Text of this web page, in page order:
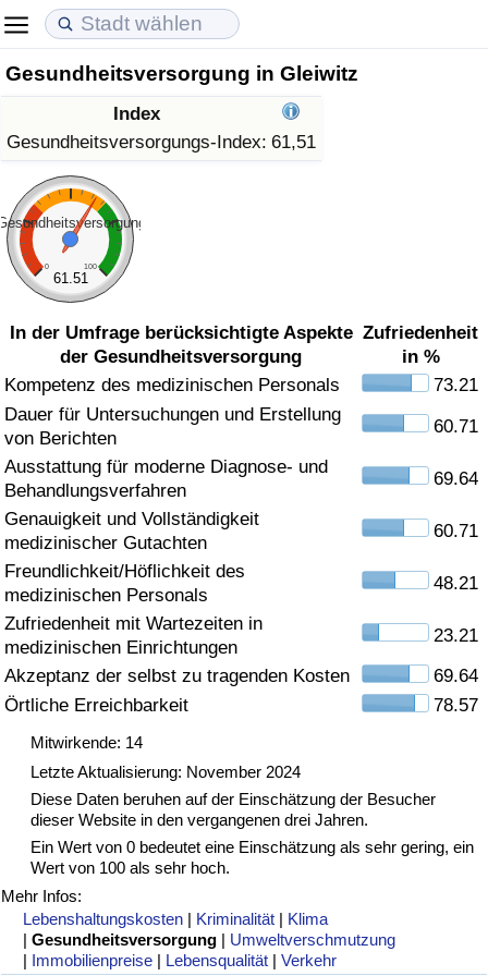
Gesundheitsversorgung in Gleiwitz
Index
Gesundheitsversorgungs-Index: 61,51
0 100
61.51
In der Umfrage berücksichtigte Aspekte
der Gesundheitsversorgung
Zufriedenheit
in %
Kompetenz des medizinischen Personals
73.21
Dauer für Untersuchungen und Erstellung
von Berichten
60.71
Ausstattung für moderne Diagnose- und
Behandlungsverfahren
69.64
Genauigkeit und Vollständigkeit
medizinischer Gutachten
60.71
Freundlichkeit/Höflichkeit des
medizinischen Personals
48.21
Zufriedenheit mit Wartezeiten in
medizinischen Einrichtungen
23.21
Akzeptanz der selbst zu tragenden Kosten
69.64
Örtliche Erreichbarkeit
78.57
Mitwirkende: 14
Letzte Aktualisierung: November 2024
Diese Daten beruhen auf der Einschätzung der Besucher
dieser Website in den vergangenen drei Jahren.
Ein Wert von 0 bedeutet eine Einschätzung als sehr gering, ein
Wert von 100 als sehr hoch.
Mehr Infos:
Lebenshaltungskosten | Kriminalität | Klima
|Gesundheitsversorgung | Umweltverschmutzung
| Immobilienpreise | Lebensqualität |Verkehr
Lebenshaltungskosten
Lebenshaltungskosten-Index (aktuell)
Lebenshaltungskosten-Index
Lebenshaltungskosten-Index nach Land
in Akaba
Immobilienpreise
Immobilienpreis-Index (aktuell)
Immobilienpreis-Index
Immobilienpreis-Index nach Land
Lebensqualität
Lebensqualität-Index
Lebensqualität-Index (aktuell)
Lebensqualitätsindex nach Land
Kriminalität
Kriminalitäts-Index (aktuell)
Kriminalitäts-Index
Kriminalitätsindex nach Land
Gesundheitsversorgung
Gesundheitsversorgungs-Index (aktuell)
Gesundheitsversorgungs-Index
Gesundheitsversorgungs-Index nach Land
Umweltverschmutzung
Umweltverschmutzungs-Index (aktuell)
Verschmutzungsindex
Umweltverschmutzungs-Index nach Land
Verkehr